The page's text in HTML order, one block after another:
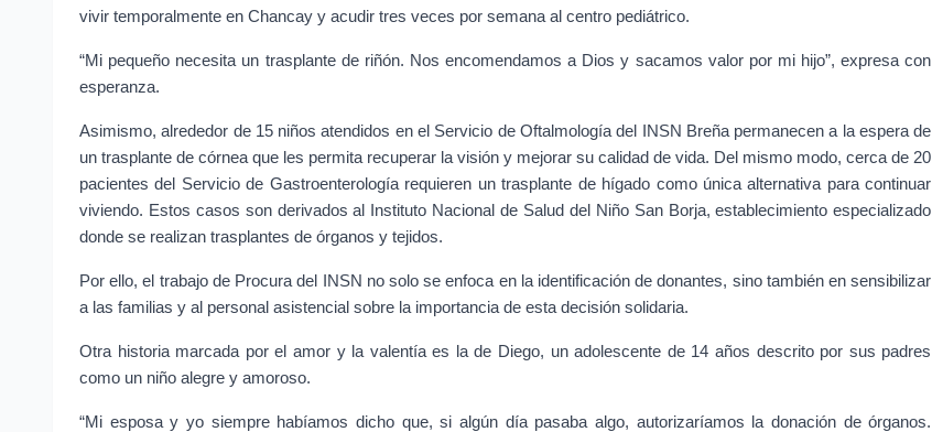
vivir temporalmente en Chancay y acudir tres veces por semana al centro pediátrico.
“Mi pequeño necesita un trasplante de riñón. Nos encomendamos a Dios y sacamos valor por mi hijo”, expresa con
esperanza.
Asimismo, alrededor de 15 niños atendidos en el Servicio de Oftalmología del INSN Breña permanecen a la espera de
un trasplante de córnea que les permita recuperar la visión y mejorar su calidad de vida. Del mismo modo, cerca de 20
pacientes del Servicio de Gastroenterología requieren un trasplante de hígado como única alternativa para continuar
viviendo. Estos casos son derivados al Instituto Nacional de Salud del Niño San Borja, establecimiento especializado
donde se realizan trasplantes de órganos y tejidos.
Por ello, el trabajo de Procura del INSN no solo se enfoca en la identificación de donantes, sino también en sensibilizar
a las familias y al personal asistencial sobre la importancia de esta decisión solidaria.
Otra historia marcada por el amor y la valentía es la de Diego, un adolescente de 14 años descrito por sus padres
como un niño alegre y amoroso.
“Mi esposa y yo siempre habíamos dicho que, si algún día pasaba algo, autorizaríamos la donación de órganos.